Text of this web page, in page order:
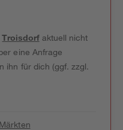
Troisdorfaktuell nicht
eine Anfrage
ihn für dich (ggf. zzgl.